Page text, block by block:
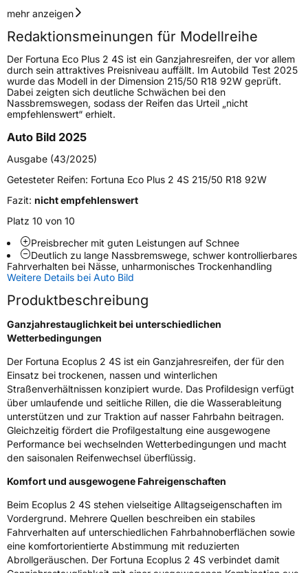
Geschwindigkeitsindex
Höchstgeschwindigkeit
240 km/h
Lastindex94
Höchstlast670 kg
FahrzeugtypPKW
VerwendungGanzjahresreifen
ModellnameEcoplus 2 4S
FahrzeugartPKW & SUV
Weitere Eigenschaften
Schlauchtyp TL
Zustand Neureifen
EU Label
EffizienzC
NasshaftungB
Rollgeräusch (dB) 68
FahrzeugklasseC1
3PMSF / Schneeflockensymbol / Alpine-SymbolJa
mehr anzeigen
Redaktionsmeinungen für Modellreihe
Der Fortuna Eco Plus 2 4S ist ein Ganzjahresreifen, der vor allem
durch sein attraktives Preisniveau auffällt. Im Autobild Test 2025
wurde das Modell in der Dimension 215/50 R18 92W geprüft.
Dabei zeigten sich deutliche Schwächen bei den
Nassbremswegen, sodass der Reifen das Urteil „nicht
empfehlenswert“ erhielt.
Auto Bild 2025
Ausgabe (43/2025)
Getesteter Reifen: Fortuna Eco Plus 2 4S 215/50 R18 92W
Fazit: nicht empfehlenswert
Platz 10 von 10
Preisbrecher mit guten Leistungen auf Schnee
Deutlich zu lange Nassbremswege, schwer kontrollierbares
Fahrverhalten bei Nässe, unharmonisches Trockenhandling
Weitere Details bei Auto Bild
Produktbeschreibung
Ganzjahrestauglichkeit bei unterschiedlichen
Wetterbedingungen
Der Fortuna Ecoplus 2 4S ist ein Ganzjahresreifen, der für den
Einsatz bei trockenen, nassen und winterlichen
Straßenverhältnissen konzipiert wurde. Das Profildesign verfügt
über umlaufende und seitliche Rillen, die die Wasserableitung
unterstützen und zur Traktion auf nasser Fahrbahn beitragen.
Gleichzeitig fördert die Profilgestaltung eine ausgewogene
Performance bei wechselnden Wetterbedingungen und macht
den saisonalen Reifenwechsel überflüssig.
Komfort und ausgewogene Fahreigenschaften
Beim Ecoplus 2 4S stehen vielseitige Alltagseigenschaften im
Vordergrund. Mehrere Quellen beschreiben ein stabiles
Fahrverhalten auf unterschiedlichen Fahrbahnoberflächen sowie
eine komfortorientierte Abstimmung mit reduzierten
Abrollgeräuschen. Der Fortuna Ecoplus 2 4S verbindet damit